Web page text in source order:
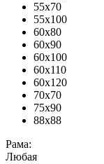
55x70
55x100
60x80
60x90
60x100
60x110
60x120
70x70
75x90
88x88
Рама:
Любая